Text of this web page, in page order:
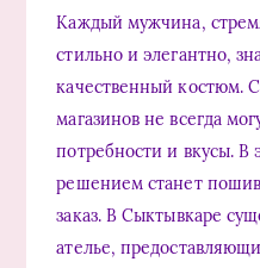
Каждый мужчина,
стильно и элегантно,
качественный костюм.
магазинов не всегда
потребности и вкусы. В
решением станет
заказ. В Сыктывкаре
ателье,